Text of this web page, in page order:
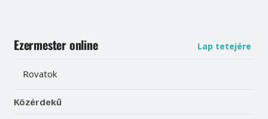
Ezermester online Lap tetejére
Rovatok
Közérdekű